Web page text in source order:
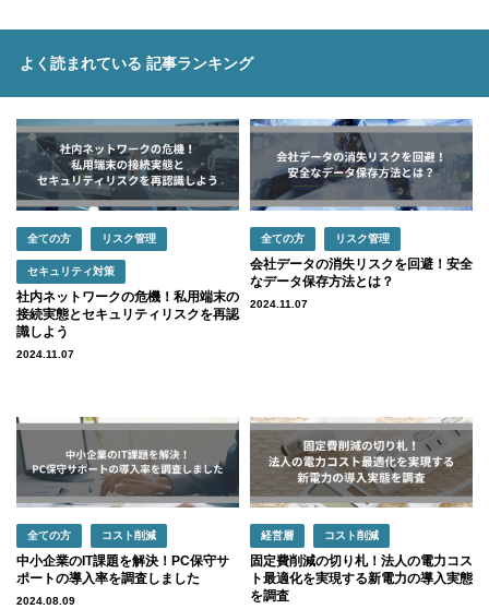
よく読まれている 記事ランキング
全ての方 リスク管理
セキュリティ対策
社内ネットワークの危機！私用端末の
接続実態とセキュリティリスクを再認
識しよう
2024.11.07
全ての方 リスク管理
会社データの消失リスクを回避！安全
なデータ保存方法とは？
2024.11.07
全ての方 コスト削減
中小企業のIT課題を解決！PC保守サ
ポートの導入率を調査しました
2024.08.09
経営層 コスト削減
固定費削減の切り札！法人の電力コス
ト最適化を実現する新電力の導入実態
を調査